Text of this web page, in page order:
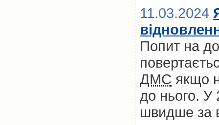
11.03.2024
Попит на
ДМС якщо
до нього. У
швидше за